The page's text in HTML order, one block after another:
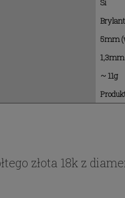
Si
5mm
1,3mm
~ 11g
złota 18k z